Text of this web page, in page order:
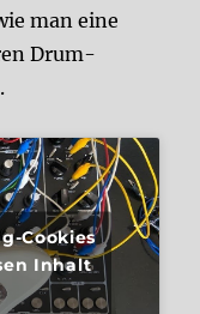
man eine
Drum-
Cookies
Inhalt